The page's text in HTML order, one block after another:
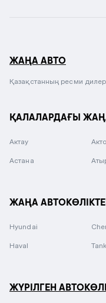
ЖАҢА АВТО
Қазақстанның ресми
ҚАЛАЛАРДАҒЫ
Актау
Астана
ЖАҢА
Hyundai
Haval Tank
ЖҮРІЛГЕН